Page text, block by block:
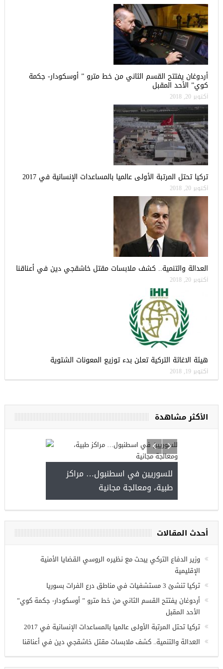
أردوغان يفتتح القسم الثاني من خط مترو ” أوسكودار- جكمة
كوي” الأحد المقبل
أكتوبر 20, 2018
تركيا تحتل المرتبة الأولى عالميا بالمساعدات الإنسانية في 2017
أكتوبر 20, 2018
العدالة والتنمية.. كشف ملابسات مقتل خاشقجي دين في أعناقنا
أكتوبر 20, 2018
هيئة الاغاثة التركية تعلن بدء توزيع المعونات الشتوية
أكتوبر 19, 2018
الأكثر مشاهدة
للسوريين في اسطنبول… مراكز
طبية، ومعالجة مجانية
عمل للسوريين في
وزير الدفاع التركي يبحث مع نظيره الروسي القضايا الأمنية
الإقليمية
تركيا تنشئ 3 مستشفيات في مناطق درع الفرات بسوريا
أردوغان يفتتح القسم الثاني من خط مترو ” أوسكودار- جكمة كوي”
الأحد المقبل
تركيا تحتل المرتبة الأولى عالميا بالمساعدات الإنسانية في 2017
العدالة والتنمية.. كشف ملابسات مقتل خاشقجي دين في أعناقنا